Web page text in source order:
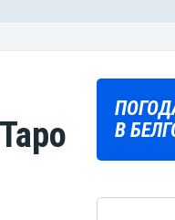
ВНА
на тг-
«МОЁ!